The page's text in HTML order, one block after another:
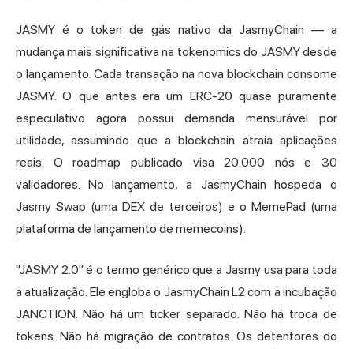
JASMY é o token de gás nativo da JasmyChain — a
mudança mais significativa na tokenomics do JASMY desde
o lançamento. Cada transação na nova blockchain consome
JASMY. O que antes era um ERC-20 quase puramente
especulativo agora possui demanda mensurável por
utilidade, assumindo que a blockchain atraia aplicações
reais. O roadmap publicado visa 20.000 nós e 30
validadores. No lançamento, a JasmyChain hospeda o
Jasmy Swap (uma DEX de terceiros) e o MemePad (uma
plataforma de lançamento de memecoins).
"JASMY 2.0" é o termo genérico que a Jasmy usa para toda
a atualização. Ele engloba o JasmyChain L2 com a incubação
JANCTION. Não há um ticker separado. Não há troca de
tokens. Não há migração de contratos. Os detentores do